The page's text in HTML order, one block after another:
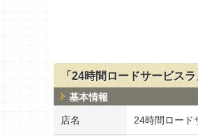
「24時間ロードサービス
基本情報
店名 24時間ロード